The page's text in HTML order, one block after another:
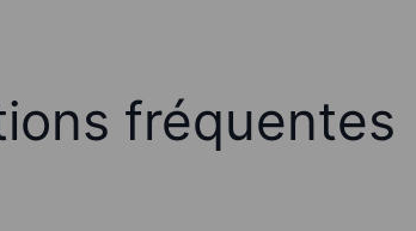
fréquentes